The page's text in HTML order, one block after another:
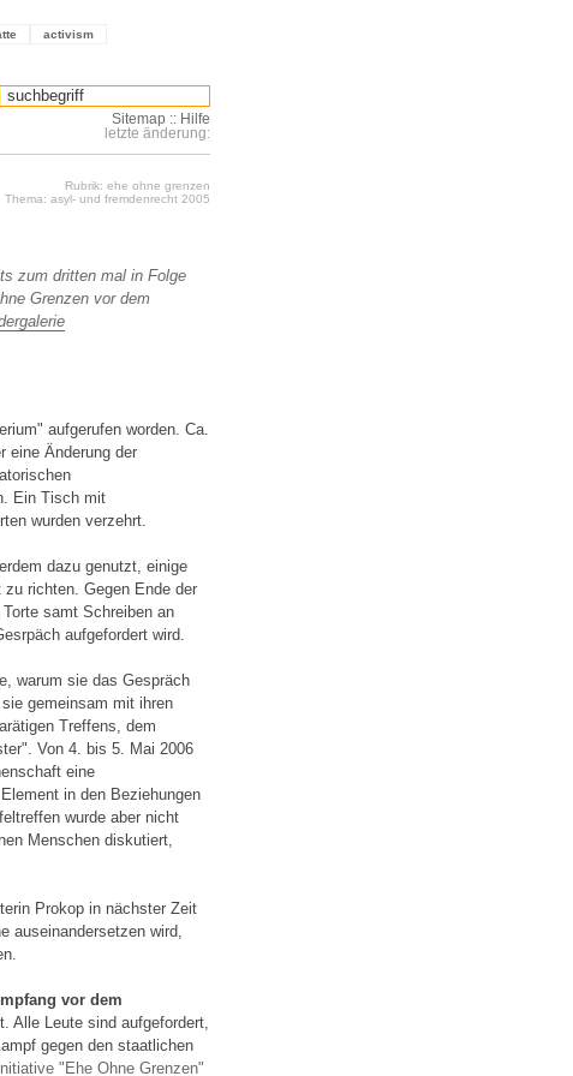
activism
Sitemap :: Hilfe
letzte änderung:
Rubrik: ehe ohne grenzen
Thema: asyl- und fremdenrecht 2005
zum dritten mal in Folge
Grenzen vor dem
aufgerufen worden. Ca.
eine Änderung der
Ein Tisch mit
wurden verzehrt.
dazu genutzt, einige
richten. Gegen Ende der
samt Schreiben an
aufgefordert wird.
warum sie das Gespräch
gemeinsam mit ihren
Treffens, dem
Von 4. bis 5. Mai 2006
eine
in den Beziehungen
wurde aber nicht
Menschen diskutiert,
Prokop in nächster Zeit
auseinandersetzen wird,
vor dem
Alle Leute sind aufgefordert,
gegen den staatlichen
"Ehe Ohne Grenzen"